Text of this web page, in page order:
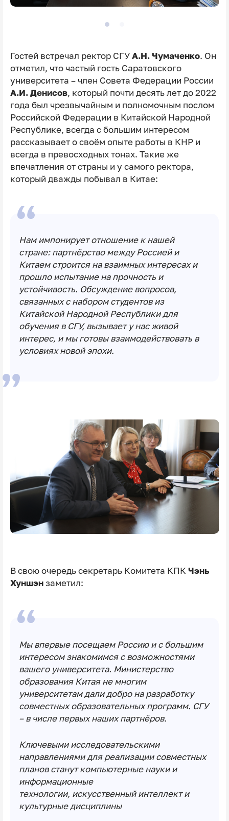
Гостей встречал ректор СГУ А.Н. Чумаченко. Он
отметил, что частый гость Саратовского
университета – член Совета Федерации России
А.И. Денисов, который почти десять лет до 2022
года был чрезвычайным и полномочным послом
Российской Федерации в Китайской Народной
Республике, всегда с большим интересом
рассказывает о своём опыте работы в КНР и
всегда в превосходных тонах. Такие же
впечатления от страны и у самого ректора,
который дважды побывал в Китае:
Нам импонирует отношение к нашей
стране: партнёрство между Россией и
Китаем строится на взаимных интересах и
прошло испытание на прочность и
устойчивость. Обсуждение вопросов,
связанных с набором студентов из
Китайской Народной Республики для
обучения в СГУ, вызывает у нас живой
интерес, и мы готовы взаимодействовать в
условиях новой эпохи.
В свою очередь секретарь Комитета КПК Чэнь
Хуншэнзаметил:
Мы впервые посещаем Россию и с большим
интересом знакомимся с возможностями
вашего университета. Министерство
образования Китая не многим
университетам дали добро на разработку
совместных образовательных программ. СГУ
– в числе первых наших партнёров.
Ключевыми исследовательскими
направлениями для реализации совместных
планов станут компьютерные науки и
информационные
технологии, искусственный интеллект и
культурные дисциплины